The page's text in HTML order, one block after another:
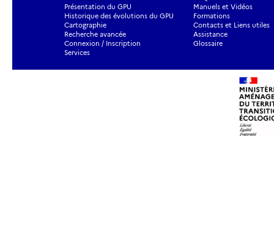
Présentation du GPU
Historique des évolutions du GPU
Cartographie
Recherche avancée
Connexion / Inscription
Services
Manuels et Vidéos
Formations
Contacts et Liens utiles
Assistance
Glossaire